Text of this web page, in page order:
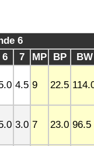
6
6 7 MP BP BW
4.5 9 22.5
3.0 7 23.0 96.5